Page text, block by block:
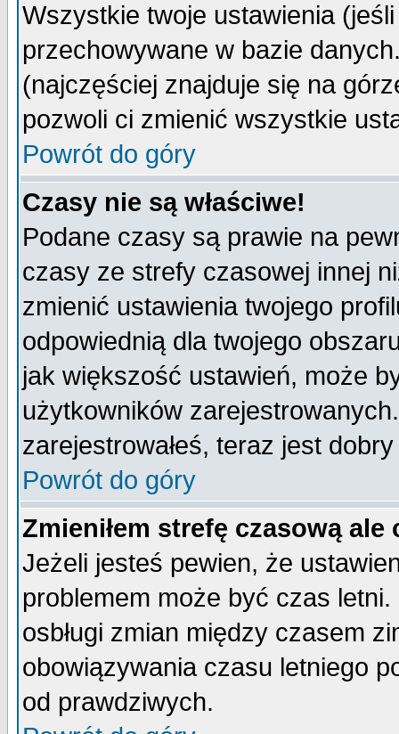
Wszystkie twoje ustawienia
przechowywane w bazie
(najczęściej znajduje się na
pozwoli ci zmienić wszystkie
Powrót do góry
Czasy nie są właściwe!
Podane czasy są prawie na
czasy ze strefy czasowej innej
zmienić ustawienia twojego
odpowiednią dla twojego
jak większość ustawień, może
użytkowników
zarejestrowałeś, teraz jest
Powrót do góry
Zmieniłem strefę czasową
Jeżeli jesteś pewien, że
problemem może być czas
osbługi zmian między czasem
obowiązywania czasu letniego
od prawdziwych.